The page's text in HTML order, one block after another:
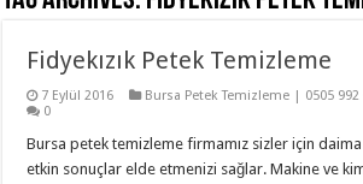
Fidyekızık Petek Temizleme
7 Eylül 2016
Bursa Petek Temizleme | 0505 992
0
Bursa petek temizleme firmamız sizler için
etkin sonuçlar elde etmenizi sağlar. Makine ve